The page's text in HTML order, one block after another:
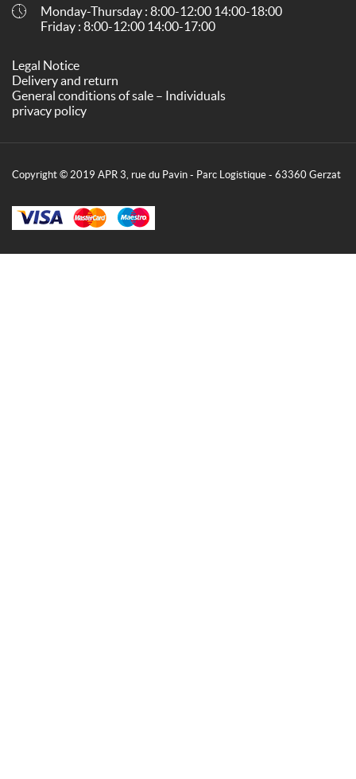
Monday-Thursday : 8:00-12:00 14:00-18:00
Friday : 8:00-12:00 14:00-17:00
Legal Notice
Delivery and return
General conditions of sale – Individuals
privacy policy
Copyright © 2019 APR 3, rue du Pavin - Parc Logistique - 63360 Gerzat